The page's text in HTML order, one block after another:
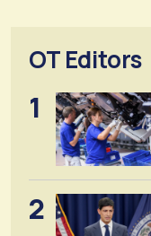
OT Editors
1
2